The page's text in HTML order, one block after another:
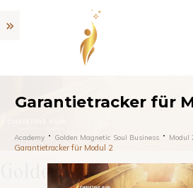
Garantietracker für
Academy Golden Magnetic Soul Business Modul
Garantietracker für Modul 2